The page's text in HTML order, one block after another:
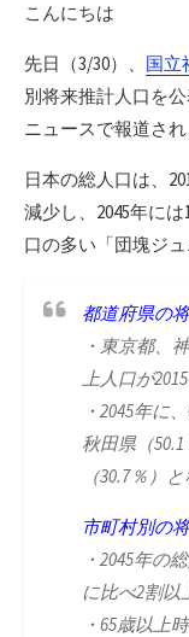
こんにちは
先日（3/30）、 国立
別将来推計人口を公
ニュースで報道さ
日本の総人口は、
減少し、2045年に
口の多い「団塊ジ
都道府県の
・東京都、
上人口が
・2045年に
秋田県（
（30.7％）と
市町村別の
・2045年の
に比べ2割以
・65歳以上